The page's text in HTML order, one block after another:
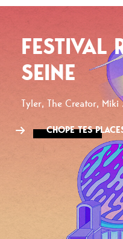
FESTIVAL
SEINE
Tyler, The Creator, Miki
CHOPE TES